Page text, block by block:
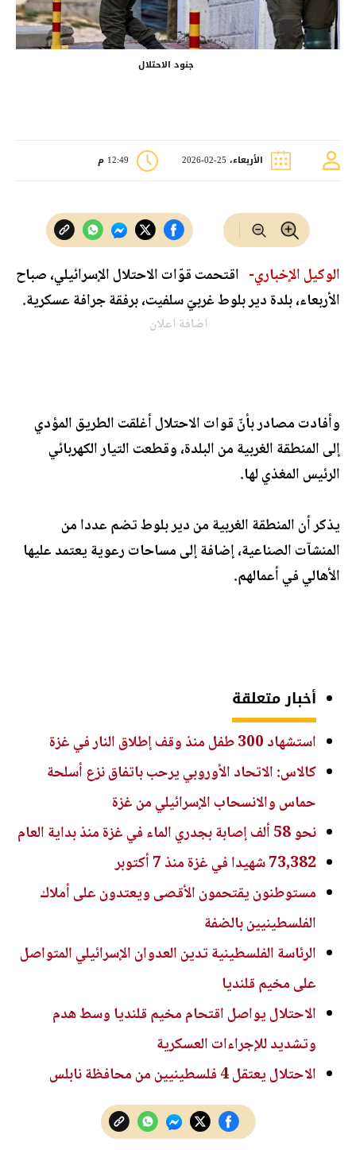
جنود الاحتلال
الأربعاء، 25-02-2026 12:49 م
الوكيل الإخباري- اقتحمت قوّات الاحتلال الإسرائيلي، صباح
الأربعاء، بلدة دير بلوط غربيّ سلفيت، برفقة جرافة عسكرية.
اضافة اعلان
وأفادت مصادر بأنّ قوات الاحتلال أغلقت الطريق المؤدي
إلى المنطقة الغربية من البلدة، وقطعت التيار الكهربائي
الرئيس المغذي لها.
يذكر أن المنطقة الغربية من دير بلوط تضم عددا من
المنشآت الصناعية، إضافة إلى مساحات رعوية يعتمد عليها
الأهالي في أعمالهم.
أخبار متعلقة
استشهاد 300 طفل منذ وقف إطلاق النار في غزة
كالاس: الاتحاد الأوروبي يرحب باتفاق نزع أسلحة
حماس والانسحاب الإسرائيلي من غزة
نحو 58 ألف إصابة بجدري الماء في غزة منذ بداية العام
73,382 شهيدا في غزة منذ 7 أكتوبر
مستوطنون يقتحمون الأقصى ويعتدون على أملاك
الفلسطينيين بالضفة
الرئاسة الفلسطينية تدين العدوان الإسرائيلي المتواصل
على مخيم قلنديا
الاحتلال يواصل اقتحام مخيم قلنديا وسط هدم
وتشديد للإجراءات العسكرية
الاحتلال يعتقل 4 فلسطينيين من محافظة نابلس